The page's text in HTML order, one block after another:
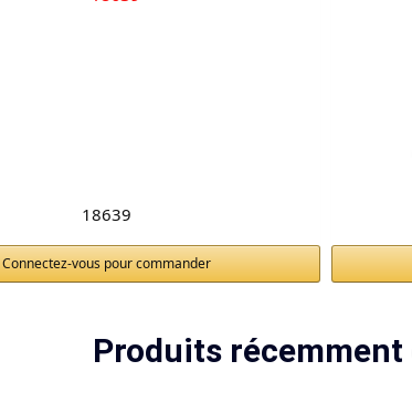
18639
Connectez-vous pour commander
Produits